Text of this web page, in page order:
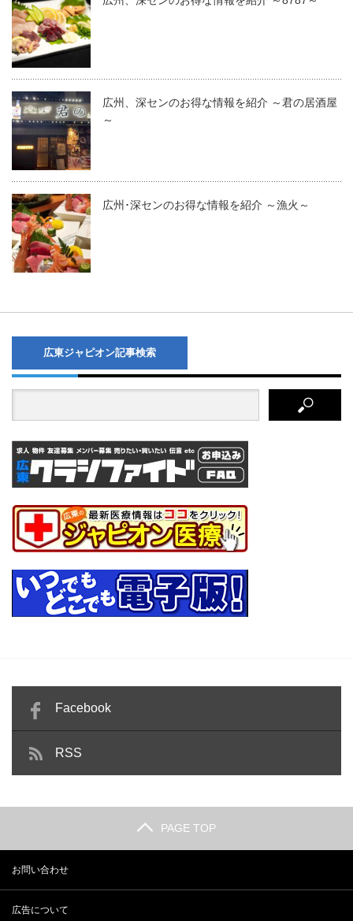
広州、深センのお得な情報を紹介 ～君の居酒屋
～
広州･深センのお得な情報を紹介 ～漁火～
広東ジャピオン記事検索
Facebook
RSS
PAGE TOP
お問い合わせ
広告について